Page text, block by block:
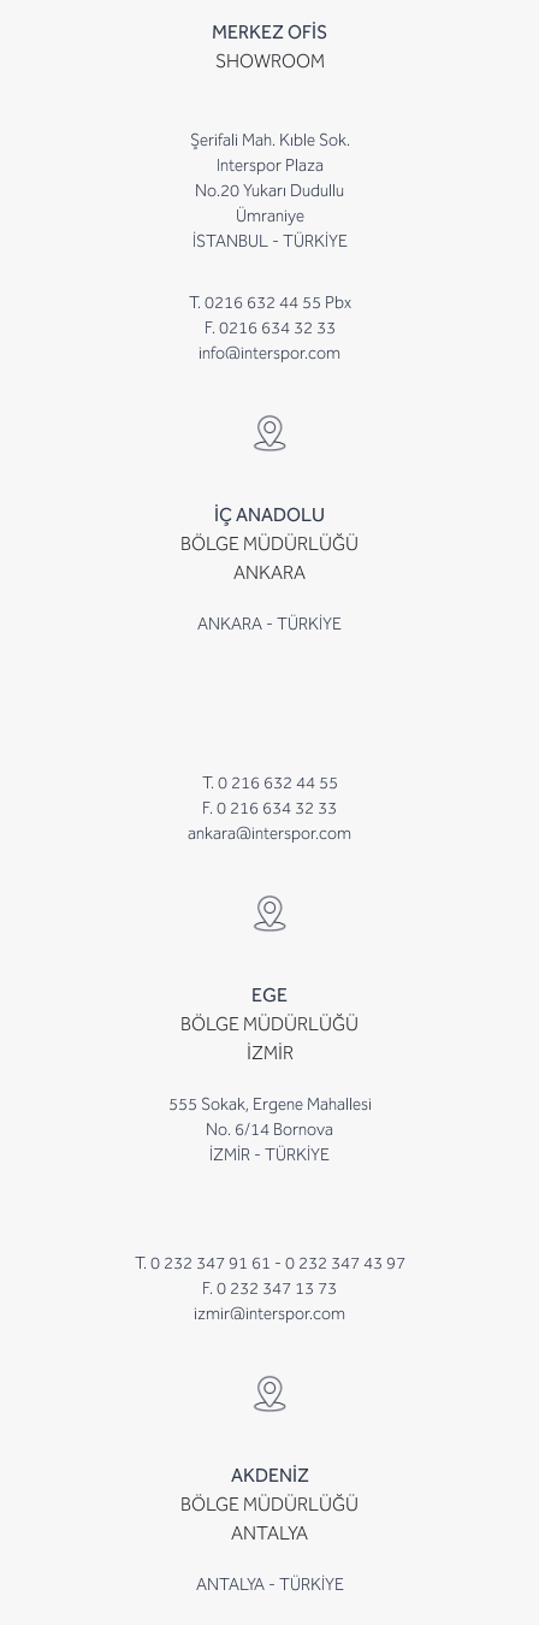
MERKEZ OFİS
SHOWROOM
Şerifali Mah. Kıble Sok.
Interspor Plaza
No.20 Yukarı Dudullu
Ümraniye
İSTANBUL - TÜRKİYE
T. 0216 632 44 55 Pbx
F. 0216 634 32 33
info@interspor.com
İÇ ANADOLU
BÖLGE MÜDÜRLÜĞÜ
ANKARA
ANKARA - TÜRKİYE
T. 0 216 632 44 55
F. 0 216 634 32 33
ankara@interspor.com
EGE
BÖLGE MÜDÜRLÜĞÜ
İZMİR
555 Sokak, Ergene Mahallesi
No. 6/14 Bornova
İZMİR - TÜRKİYE
T. 0 232 347 91 61 - 0 232 347 43 97
F. 0 232 347 13 73
izmir@interspor.com
AKDENİZ
BÖLGE MÜDÜRLÜĞÜ
ANTALYA
ANTALYA - TÜRKİYE